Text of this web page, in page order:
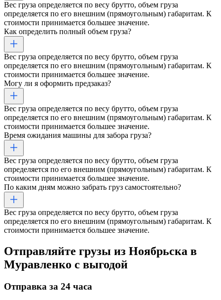
Вес груза определяется по весу брутто, объем груза
определяется по его внешним (прямоугольным) габаритам. К
стоимости принимается большее значение.
Как определить полный объем груза?
Вес груза определяется по весу брутто, объем груза
определяется по его внешним (прямоугольным) габаритам. К
стоимости принимается большее значение.
Могу ли я оформить предзаказ?
Вес груза определяется по весу брутто, объем груза
определяется по его внешним (прямоугольным) габаритам. К
стоимости принимается большее значение.
Время ожидания машины для забора груза?
Вес груза определяется по весу брутто, объем груза
определяется по его внешним (прямоугольным) габаритам. К
стоимости принимается большее значение.
По каким дням можно забрать груз самостоятельно?
Вес груза определяется по весу брутто, объем груза
определяется по его внешним (прямоугольным) габаритам. К
стоимости принимается большее значение.
Отправляйте грузы из Ноябрьска в
Муравленко с выгодой
Отправка за 24 часа